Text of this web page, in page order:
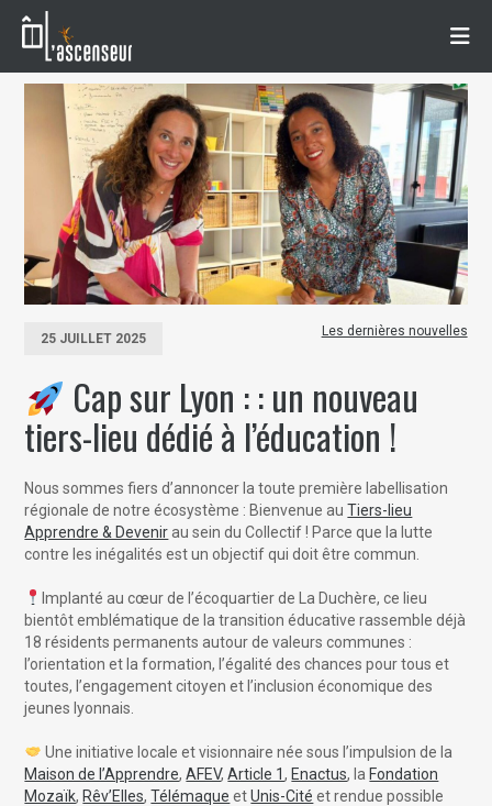
25 JUILLET 2025 Les dernières nouvelles
Cap sur Lyon : : un nouveau
tiers-lieu dédié à l’éducation !
Nous sommes fiers d’annoncer la toute première labellisation
régionale de notre écosystème : Bienvenue auTiers-lieu
Apprendre & Devenirau sein du Collectif ! Parce que la lutte
contre les inégalités est un objectif qui doit être commun.
Implanté au cœur de l’écoquartier de La Duchère, ce lieu
bientôt emblématique de la transition éducative rassemble déjà
18 résidents permanents autour de valeurs communes :
l’orientation et la formation, l’égalité des chances pour tous et
toutes, l’engagement citoyen et l’inclusion économique des
jeunes lyonnais.
Une initiative locale et visionnaire née sous l’impulsion de la
Maison de l’Apprendre,AFEV,Article 1, Enactus, la Fondation
Mozaïk, Rêv’Elles,Télémaque etUnis-Cité et rendue possible